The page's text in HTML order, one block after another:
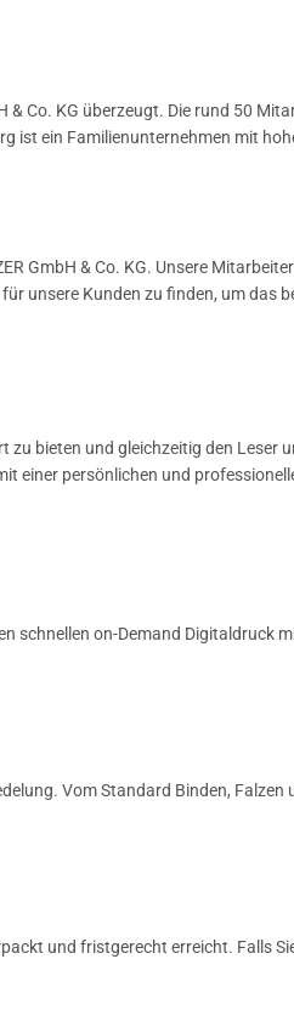
& Co. KG überzeugt. Die rund 50
ist ein Familienunternehmen mit
GmbH & Co. KG. Unsere
unsere Kunden zu finden, um das
bieten und gleichzeitig den
einer persönlichen und
schnellen on-Demand
Vom Standard Binden,
und fristgerecht erreicht. Falls